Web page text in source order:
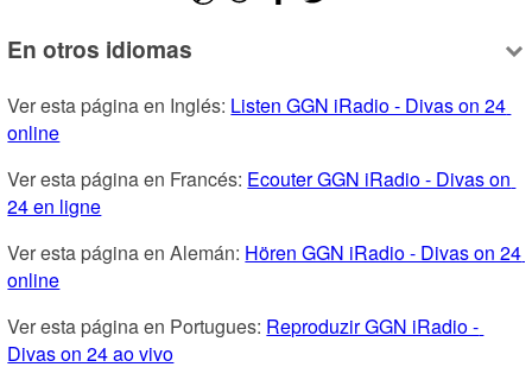
En otros idiomas
Ver esta página en Inglés: Listen GGN iRadio - Divas on 24
online
Ver esta página en Francés: Ecouter GGN iRadio - Divas on
24 en ligne
Ver esta página en Alemán: Hören GGN iRadio - Divas on 24
online
Ver esta página en Portugues: Reproduzir GGN iRadio -
Divas on 24 ao vivo